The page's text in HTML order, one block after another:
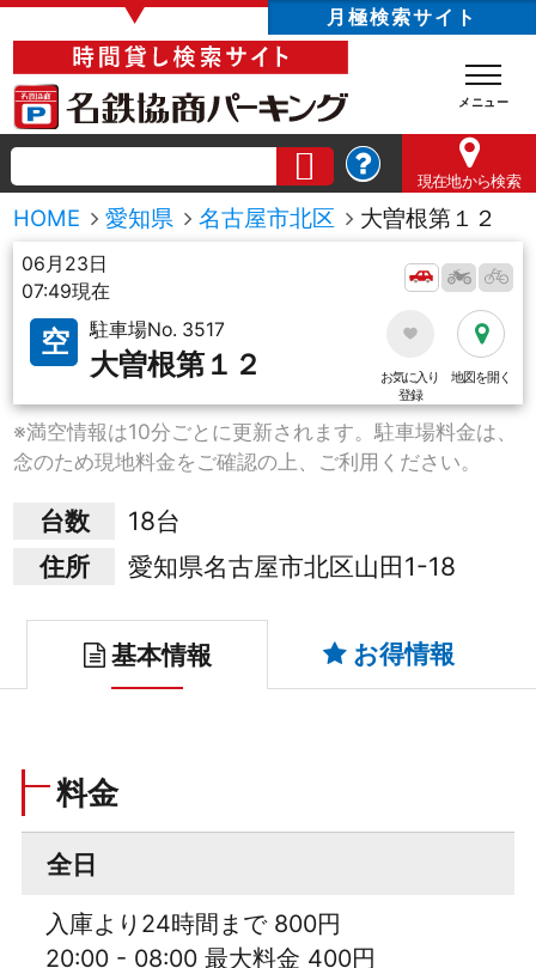
▼ 月極検索サイト
現在地から検索
HOME 愛知県 名古屋市北区 大曽根第１２
06月23日
07:49現在
空 駐車場No. 3517
大曽根第１２
お気に入り
登録
地図を開く
※満空情報は10分ごとに更新されます。駐車場料金は、
念のため現地料金をご確認の上、ご利用ください。
台数
18台
住所
愛知県名古屋市北区山田1-18
基本情報 お得情報
料金
全日
入庫より24時間まで 800円
20:00 - 08:00 最大料金 400円